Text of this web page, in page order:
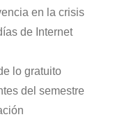
en la crisis
de Internet
lo gratuito
del semestre